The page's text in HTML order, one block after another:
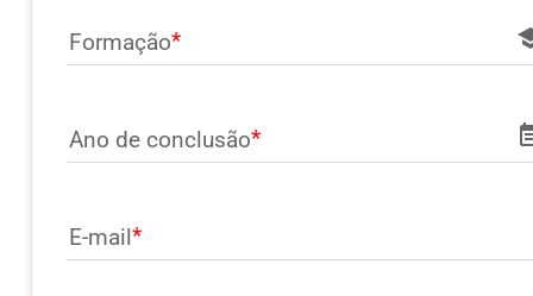
Formação
Ano de conclusão
E-mail